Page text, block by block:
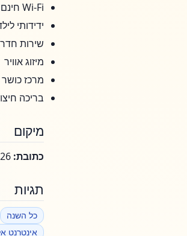
Wi-Fi חינם
ידידותי
שירות
מיזוג אוויר
מרכז
בריכה
מיקום
כתובת:
תגיות
כל השנה
אינטרנט